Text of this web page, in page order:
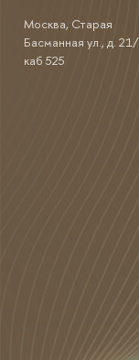
Москва, Старая
Басманная ул., д.
каб 525